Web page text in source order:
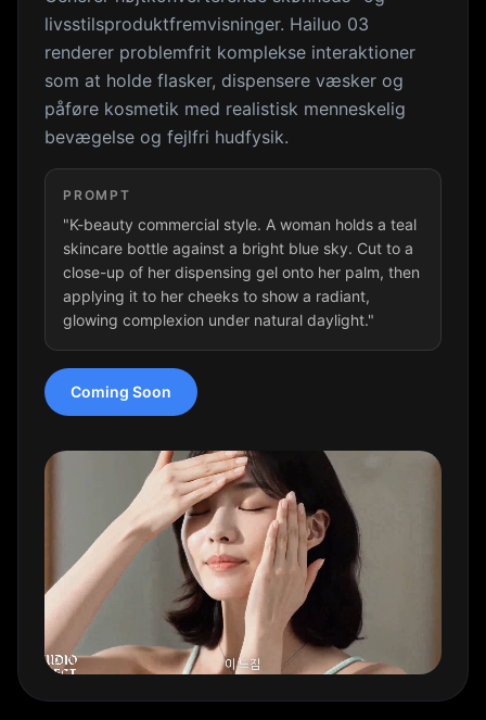
livsstilsproduktfremvisninger. Hailuo 03
renderer problemfrit komplekse interaktioner
som at holde flasker, dispensere væsker og
påføre kosmetik med realistisk menneskelig
bevægelse og fejlfri hudfysik.
PROMPT
"K-beauty commercial style. A woman holds a teal
skincare bottle against a bright blue sky. Cut to a
close-up of her dispensing gel onto her palm, then
applying it to her cheeks to show a radiant,
glowing complexion under natural daylight."
Coming Soon